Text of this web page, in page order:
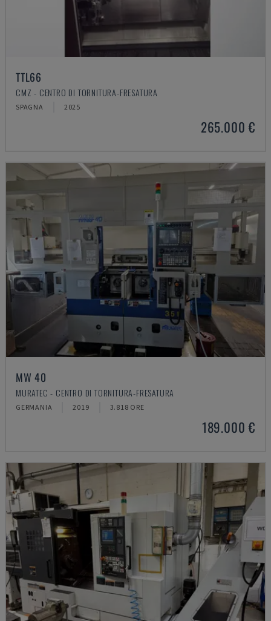
TTL66
CMZ - CENTRO DI TORNITURA-FRESATURA
SPAGNA 2025
265.000 €
MW 40
MURATEC - CENTRO DI TORNITURA-FRESATURA
GERMANIA 2019 3.818 ORE
189.000 €